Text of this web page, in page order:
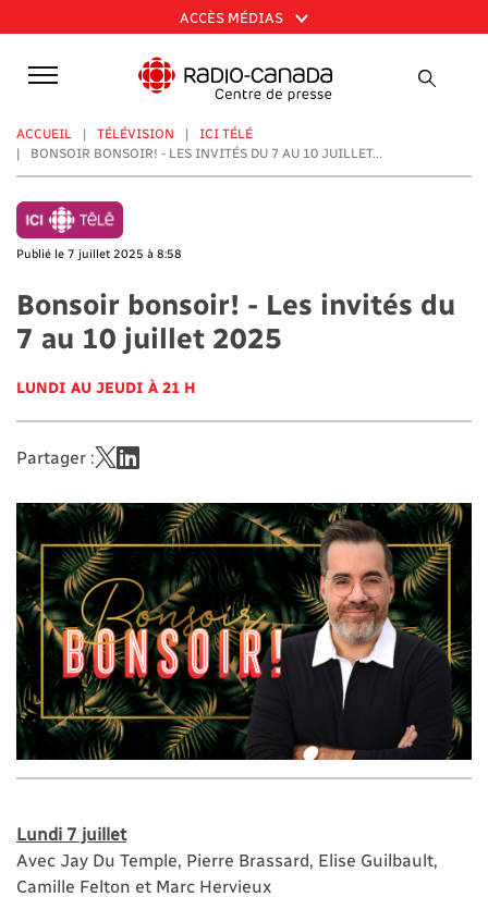
au
contenu
principal
ACCÈS MÉDIAS
ACCUEIL TÉLÉVISION
ICI TÉLÉ
BONSOIR BONSOIR! - LES INVITÉS DU 7 AU 10 JUILLET...
Publié le 7 juillet 2025 à 8:58
Bonsoir bonsoir! - Les invités du
7 au 10 juillet 2025
LUNDI AU JEUDI À 21 H
Partager :
Lundi 7 juillet
Avec Jay Du Temple, Pierre Brassard, Elise Guilbault,
Camille Felton et Marc Hervieux